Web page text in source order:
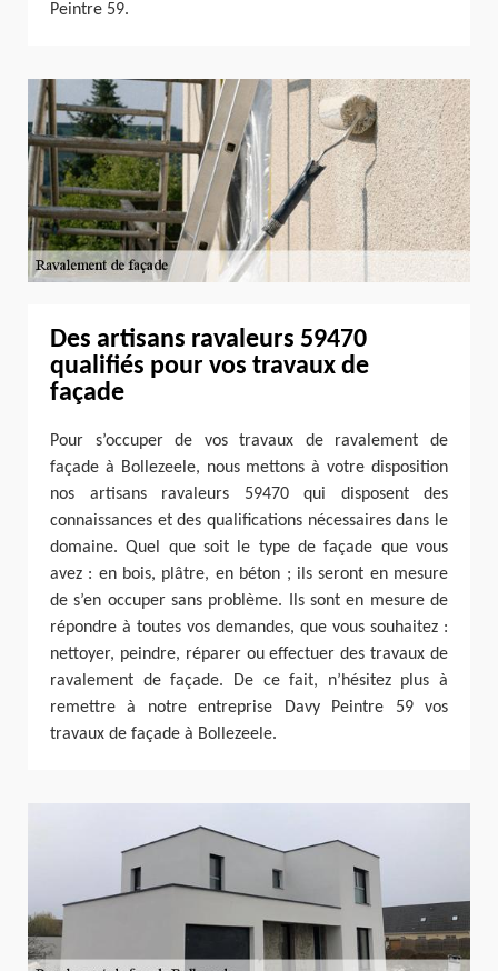
Peintre 59.
Des artisans ravaleurs 59470
qualifiés pour vos travaux de
façade
Pour s’occuper de vos travaux de ravalement de
façade à Bollezeele, nous mettons à votre disposition
nos artisans ravaleurs 59470 qui disposent des
connaissances et des qualifications nécessaires dans le
domaine. Quel que soit le type de façade que vous
avez : en bois, plâtre, en béton ; ils seront en mesure
de s’en occuper sans problème. Ils sont en mesure de
répondre à toutes vos demandes, que vous souhaitez :
nettoyer, peindre, réparer ou effectuer des travaux de
ravalement de façade. De ce fait, n’hésitez plus à
remettre à notre entreprise Davy Peintre 59 vos
travaux de façade à Bollezeele.